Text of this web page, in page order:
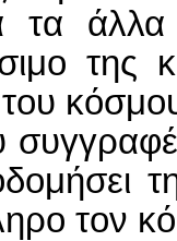
τα άλλα
της
τον